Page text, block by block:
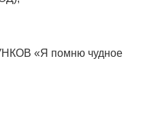
«Я помню чудное